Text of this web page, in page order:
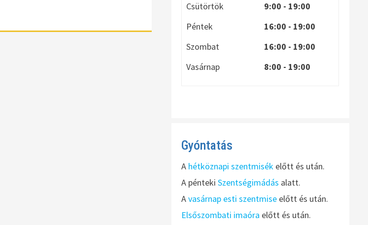
Csütörtök
9:00 - 19:00
Péntek
16:00 - 19:00
Szombat
16:00 - 19:00
Vasárnap
8:00 - 19:00
Gyóntatás
A hétköznapi szentmisék előtt és után.
A péntekiSzentségimádás alatt.
Avasárnap esti szentmise előtt és után.
Elsőszombati imaóra előtt és után.